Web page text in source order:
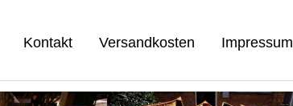
Kontakt Versandkosten Impressum